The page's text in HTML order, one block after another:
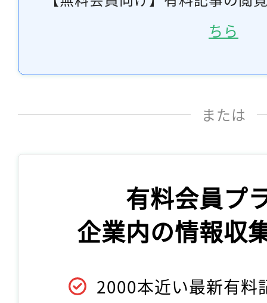
ちら
または
有料会員プ
企業内の情報収
2000本近い最新有料